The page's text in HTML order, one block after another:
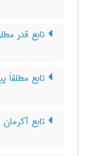
تابع قدر
تابع مطلقاَ
تابع آکرمان